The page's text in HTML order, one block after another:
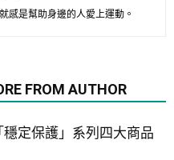
感是幫助身邊的人愛上運動。
FROM AUTHOR
定保護」系列四大商品